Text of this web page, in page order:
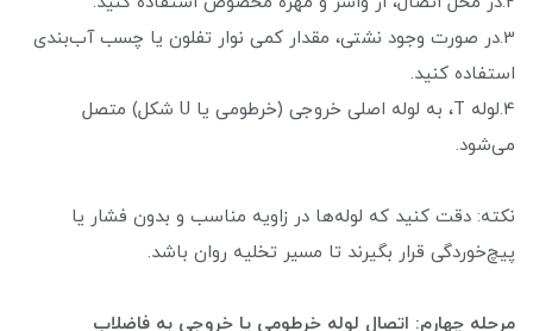
3.در صورت وجود نشتی، مقدار کمی نوار تفلون یا چسب آب‌بندی
استفاده کنید.
4.لوله T، به لوله اصلی خروجی (خرطومی یا U شکل) متصل
می‌شود.
نکته: دقت کنید که لوله‌ها در زاویه مناسب و بدون فشار یا
پیچ‌خوردگی قرار بگیرند تا مسیر تخلیه روان باشد.
مرحله چهارم: اتصال لوله خرطومی یا خروجی به فاضلاب